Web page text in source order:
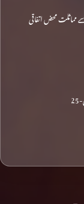
مماثلت محض اتفاقی